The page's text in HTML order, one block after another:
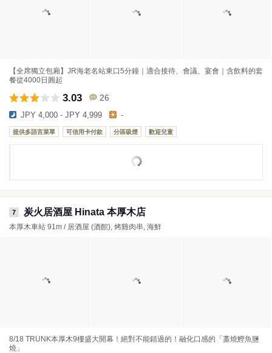
【全席獨立包廂】JR海老名站東口5分鐘｜適合接待、會議、宴會｜含飲料的套
餐從4000日圓起
3.03 26
JPY 4,000 - JPY 4,999 -
提供多語言菜單 可信用卡付款 分區吸煙 歡迎兒童
7 炭火居酒屋 Hinata 本厚木店
本厚木車站 91m / 居酒屋 (酒館), 烤雞肉串, 海鮮
8/18 TRUNK本厚木9樓盛大開幕！絕對不能錯過的！融化口感的「藁燒鰹魚鹽
燒」